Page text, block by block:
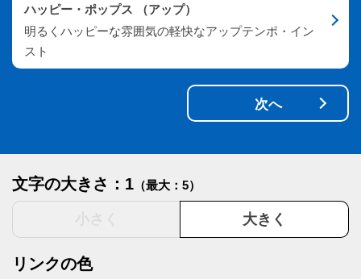
ハッピー・ポップス （アップ）
明るくハッピーな雰囲気の軽快なアップテンポ・イン
スト
次へ
文字の大きさ：1 （最大：5）
大きく
リンクの色